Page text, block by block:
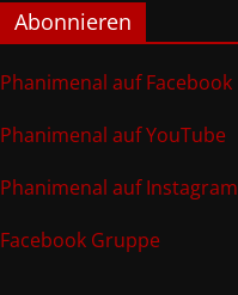
Abonnieren
Phanimenal auf Facebook
Phanimenal auf YouTube
Phanimenal auf Instagram
Facebook Gruppe